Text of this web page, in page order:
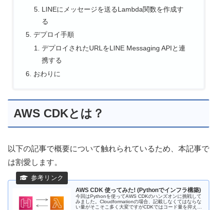
LINEにメッセージを送るLambda関数を作成す
る
デプロイ手順
デプロイされたURLをLINE Messaging APIと連
携する
おわりに
AWS CDKとは？
以下の記事で概要について触れられているため、本記事で
は割愛します。
AWS CDK 使ってみた! (Pythonでインフラ構築)
今回はPythonを使ってAWS CDKのハンズオンに挑戦して
みました。Cloudformationの場合、記載しなくてはならな
い量がそこそこ多く大変ですがCDKではコード量を抑えな